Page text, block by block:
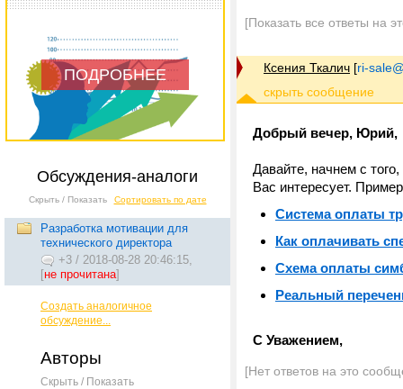
ПОДРОБНЕЕ
Обсуждения-аналоги
Скрыть / Показать Сортировать по дате
Разработка мотивации для
технического директора
+3 / 2018-08-28 20:46:15,
[не прочитана]
Создать аналогичное
обсуждение...
Авторы
Скрыть / Показать
[Показать все ответы на
Ксения Ткалич [ri-
Добрый вечер, Юрий,
Давайте, начнем с
Вас интересует.
Система оплаты
Как оплачивать
Схема оплаты
Реальный
С Уважением,
[Нет ответов на это